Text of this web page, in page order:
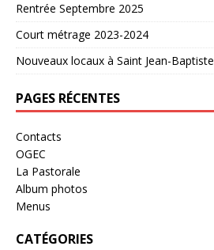
Rentrée Septembre 2025
Court métrage 2023-2024
Nouveaux locaux à Saint Jean-Baptiste
PAGES RÉCENTES
Contacts
OGEC
La Pastorale
Album photos
Menus
CATÉGORIES